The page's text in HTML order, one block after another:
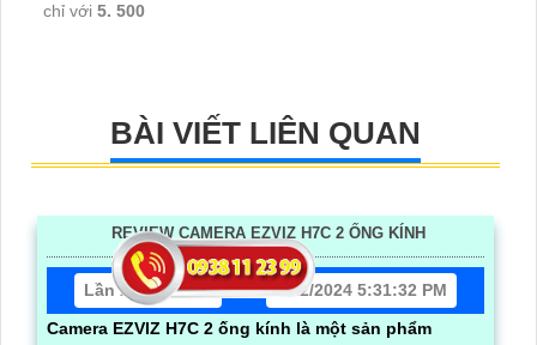
chỉ với 5. 500
BÀI VIẾT LIÊN QUAN
REVIEW CAMERA EZVIZ H7C 2 ỐNG KÍNH
Lần xem: 10252
6/22/2024 5:31:32 PM
Camera EZVIZ H7C 2 ống kính là một sản phẩm